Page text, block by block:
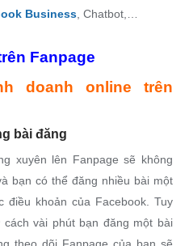
Business , Chatbot,…
Fanpage
doanh online trên
bài đăng
xuyên lên Fanpage sẽ không
bạn có thể đăng nhiều bài một
điều khoản của Facebook. Tuy
vài phút bạn đăng một bài